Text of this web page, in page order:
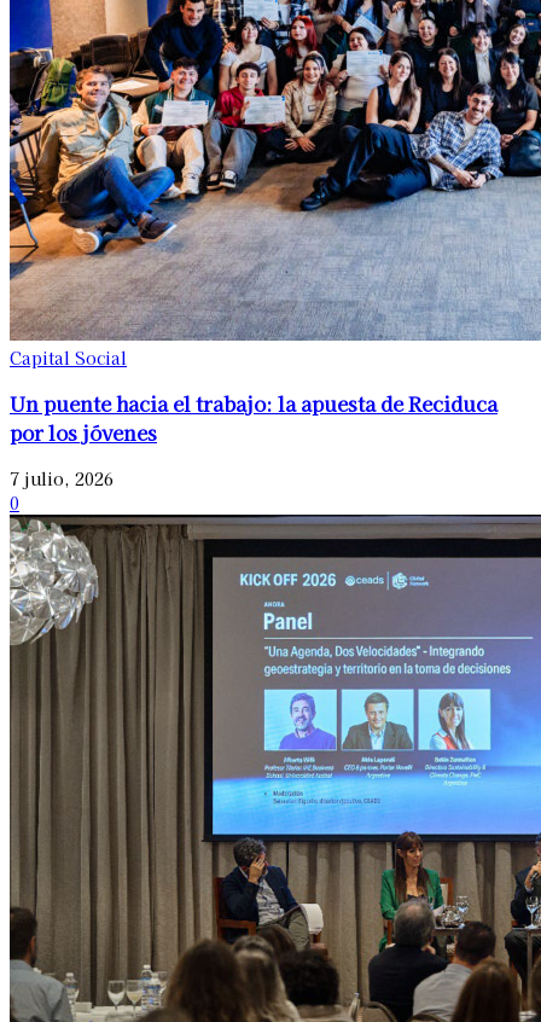
Capital Social
Un puente hacia el trabajo: la apuesta de Reciduca
por los jóvenes
7 julio, 2026
0